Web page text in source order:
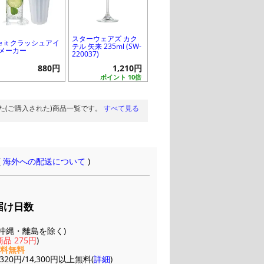
it クラッシュアイ
ーカー
880円
スターウェアズ カク
テル 矢来 235ml (SW-
220037)
ポイント 10倍
1,210円
(ご購入された)商品一覧です。 すべて見る
海外への配送について )
け日数
縄・離島を除く)
品 275円)
無料
円/14,300円以上無料(詳細)